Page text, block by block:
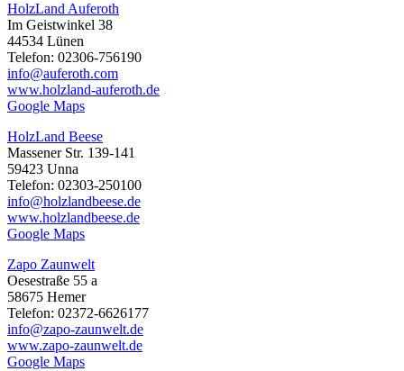
HolzLand Auferoth
Im Geistwinkel 38
44534 Lünen
Telefon: 02306-756190
info@auferoth.com
www.holzland-auferoth.de
Google Maps
HolzLand Beese
Massener Str. 139-141
59423 Unna
Telefon: 02303-250100
info@holzlandbeese.de
www.holzlandbeese.de
Google Maps
Zapo Zaunwelt
Oesestraße 55 a
58675 Hemer
Telefon: 02372-6626177
info@zapo-zaunwelt.de
www.zapo-zaunwelt.de
Google Maps